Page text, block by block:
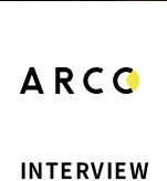
INTERVIEW